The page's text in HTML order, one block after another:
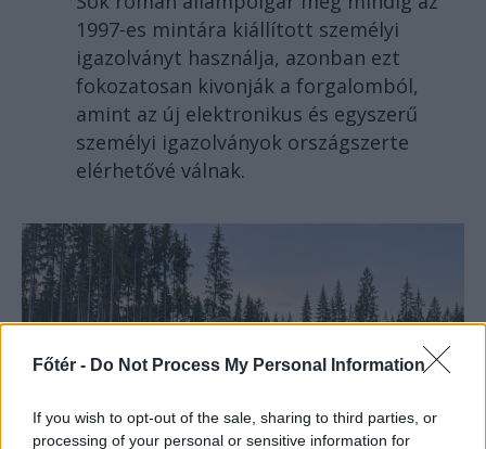
Főtér - Do Not Process My Personal Information
If you wish to opt-out of the sale, sharing to third parties, or
processing of your personal or sensitive information for
1997-es mintára kiállított személyi
igazolványt használja, azonban ezt
fokozatosan kivonják a forgalomból,
amint az új elektronikus és egyszerű
személyi igazolványok országszerte
elérhetővé válnak.